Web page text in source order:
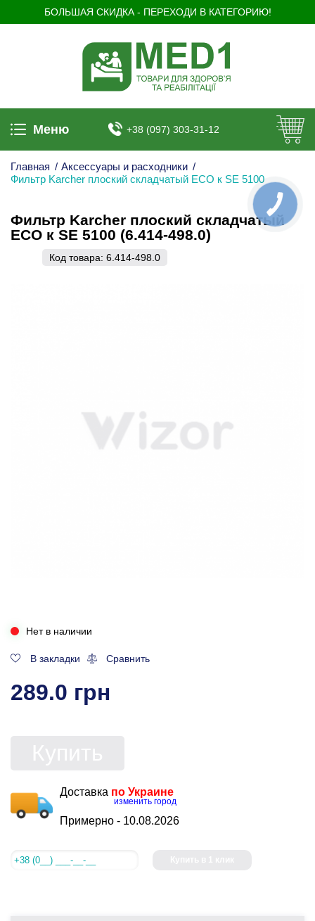
БОЛЬШАЯ СКИДКА - ПЕРЕХОДИ В КАТЕГОРИЮ!
Меню +38 (097) 303-31-12
Главная / Аксессуары и расходники /
Фильтр Karcher плоский складчатый ECO к SE 5100
Фильтр Karcher плоский складчатый
ECO к SE 5100 (6.414-498.0)
Код товара: 6.414-498.0
Нет в наличии
В закладки Сравнить
289.0 грн
Доставка по Украине
изменить город
Примерно - 10.08.2026
КНОПКА
ЗВ'ЯЗКУ